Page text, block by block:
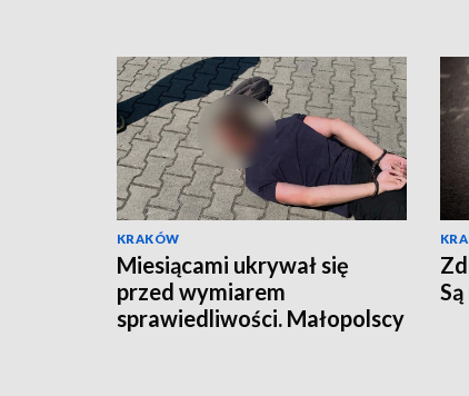
KRAKÓW
Miesiącami ukrywał się
przed wymiarem
sprawiedliwości. Małopolscy